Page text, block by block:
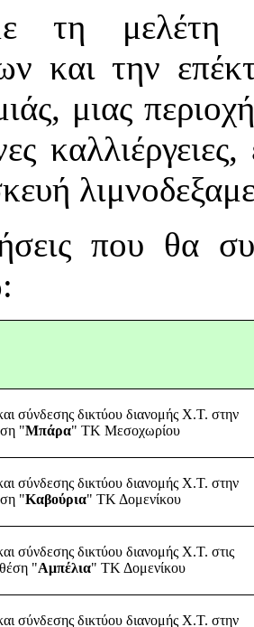
τη μελέτη
και την
μιας
που θα
σύνδεσης δικτύου διανομής Χ.Τ. στην
"Μπάρα" ΤΚ Μεσοχωρίου
σύνδεσης δικτύου διανομής Χ.Τ. στην
"Καβούρια" ΤΚ Δομενίκου
σύνδεσης δικτύου διανομής Χ.Τ. στις
"Αμπέλια" ΤΚ Δομενίκου
σύνδεσης δικτύου διανομής Χ.Τ. στην